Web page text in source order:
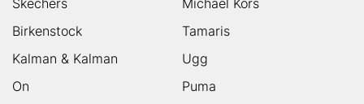
Birkenstock
Tamaris
Kalman & Kalman
Ugg
On
Puma